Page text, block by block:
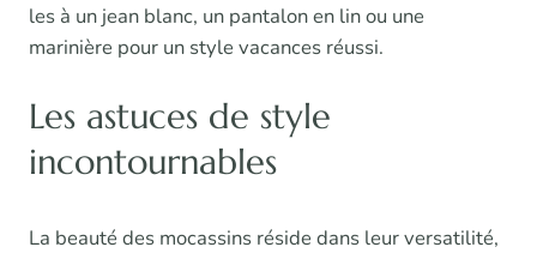
les à un jean blanc, un pantalon en lin ou une
marinière pour un style vacances réussi.
Les astuces de style
incontournables
La beauté des mocassins réside dans leur versatilité,